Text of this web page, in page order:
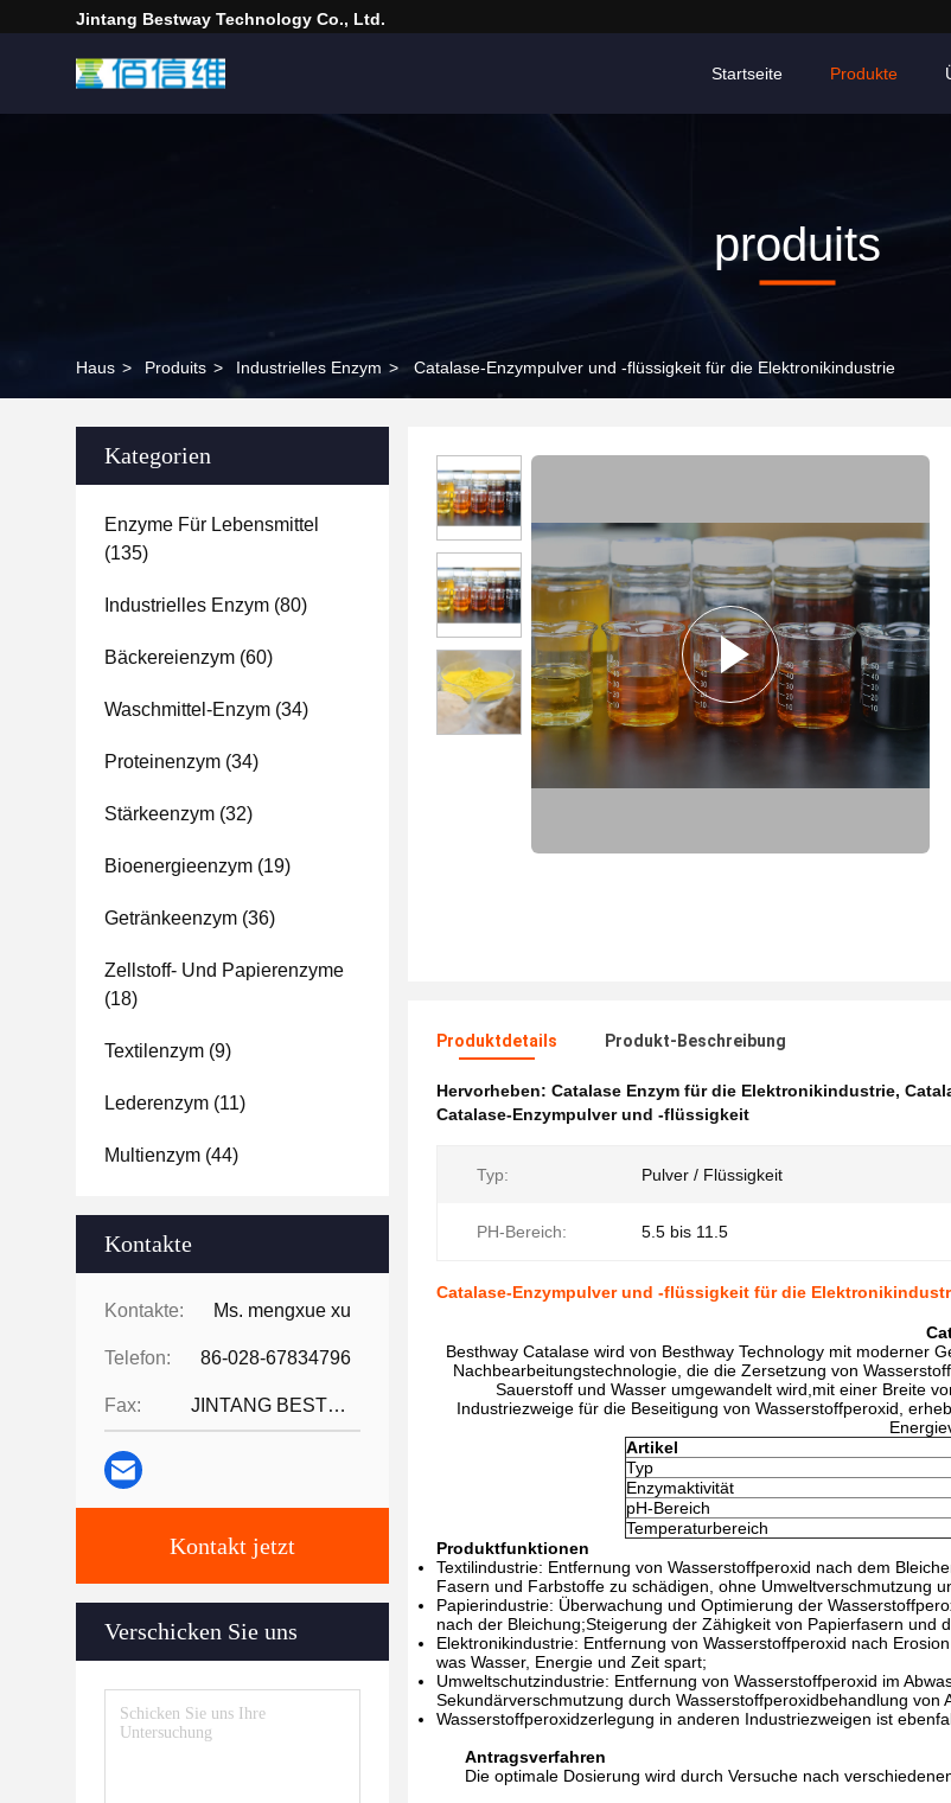
Jintang Bestway Technology Co., Ltd.
Startseite Produkte
produits
Haus > Produits > Industrielles Enzym > Catalase-Enzympulver und -flüssigkeit für die Elektronikindustrie
Kategorien
Enzyme Für Lebensmittel
(135)
Industrielles Enzym (80)
Bäckereienzym (60)
Waschmittel-Enzym (34)
Proteinenzym (34)
Stärkeenzym (32)
Bioenergieenzym (19)
Getränkeenzym (36)
Zellstoff- Und Papierenzyme
(18)
Textilenzym (9)
Lederenzym (11)
Multienzym (44)
Kontakte
Kontakte: Ms. mengxue xu
Telefon: 86-028-67834796
Fax: JINTANG BESTWAY TECHNOLOGY CO
Kontakt jetzt
Verschicken Sie uns
Produktdetails Produkt-Beschreibung
Hervorheben: Catalase Enzym für die Elektronikindustrie,
Catalase-Enzympulver und -flüssigkeit
Typ: Pulver / Flüssigkeit
PH-Bereich: 5.5 bis 11.5
Catalase-Enzympulver und -flüssigkeit für die
Besthway Catalase wird von Besthway Technology mit moderner
Nachbearbeitungstechnologie, die die Zersetzung von
Sauerstoff und Wasser umgewandelt wird,mit einer Breite
Industriezweige für die Beseitigung von Wasserstoffperoxid,
Artikel
Typ
Enzymaktivität
pH-Bereich
Temperaturbereich
Produktfunktionen
Textilindustrie: Entfernung von Wasserstoffperoxid nach dem
Fasern und Farbstoffe zu schädigen, ohne Umweltverschmutzung
Papierindustrie: Überwachung und Optimierung der
nach der Bleichung;Steigerung der Zähigkeit von Papierfasern und
Elektronikindustrie: Entfernung von Wasserstoffperoxid nach
was Wasser, Energie und Zeit spart;
Umweltschutzindustrie: Entfernung von Wasserstoffperoxid im
Sekundärverschmutzung durch Wasserstoffperoxidbehandlung von
Wasserstoffperoxidzerlegung in anderen Industriezweigen ist
Antragsverfahren
Die optimale Dosierung wird durch Versuche nach